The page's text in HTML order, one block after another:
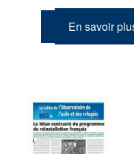
En savoir